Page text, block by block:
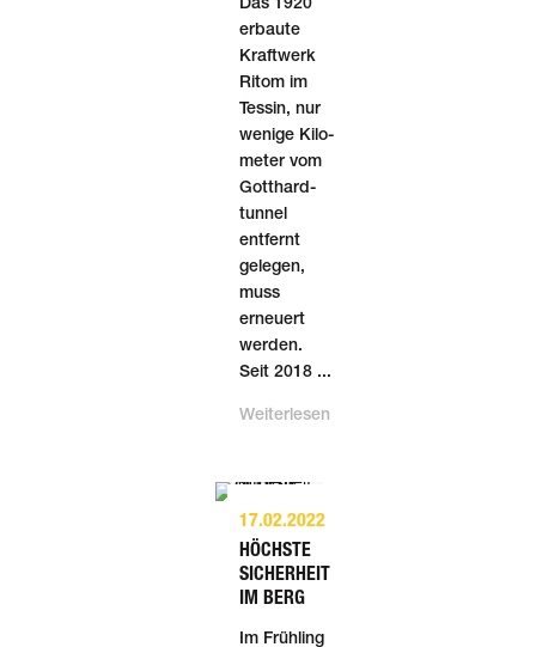
Das 1920
erbaute
Kraftwerk
Ritom im
Tessin, nur
wenige Kilo­
meter vom
Gotthard­
tunnel
entfernt
gelegen,
muss
erneuert
werden.
Seit 2018 ...
Weiterlesen
17.02.2022
HÖCHSTE
SICHERHEIT
IM BERG
Im Frühling